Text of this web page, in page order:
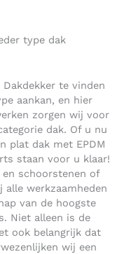
type dak
te vinden
aankan, en hier
zorgen wij voor
dak. Of u nu
plat dak met EPDM
staan voor u klaar!
schoorstenen of
alle werkzaamheden
van de hoogste
Niet alleen is de
ook belangrijk dat
wij een